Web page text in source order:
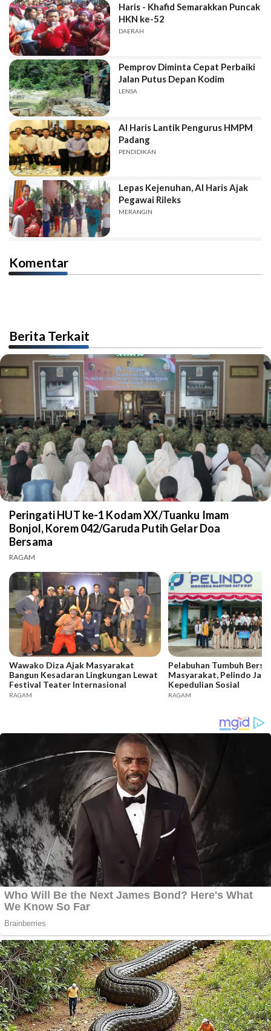
Haris - Khafid Semarakkan Puncak
HKN ke-52
DAERAH
Pemprov Diminta Cepat Perbaiki
Jalan Putus Depan Kodim
LENSA
Al Haris Lantik Pengurus HMPM
Padang
PENDIDIKAN
Lepas Kejenuhan, Al Haris Ajak
Pegawai Rileks
MERANGIN
Komentar
Berita Terkait
Peringati HUT ke-1 Kodam XX/Tuanku Imam
Bonjol, Korem 042/Garuda Putih Gelar Doa
Bersama
RAGAM
Wawako Diza Ajak Masyarakat
Bangun Kesadaran Lingkungan Lewat
Festival Teater Internasional
RAGAM
Pelabuhan Tumbuh
Masyarakat, Pelindo
Kepedulian Sosial
RAGAM